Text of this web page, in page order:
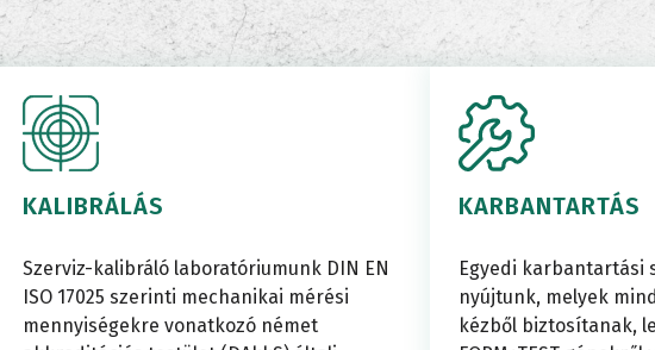
Rögzítési
technológia
teszt
egységek
Rögzítési
Sín-
KALIBRÁLÁS
Szerviz-kalibráló laboratóriumunk DIN EN
ISO 17025 szerinti mechanikai mérési
mennyiségekre vonatkozó német
KARBANTARTÁS
Egyedi karbantartási
nyújtunk, melyek
kézből biztosítanak,